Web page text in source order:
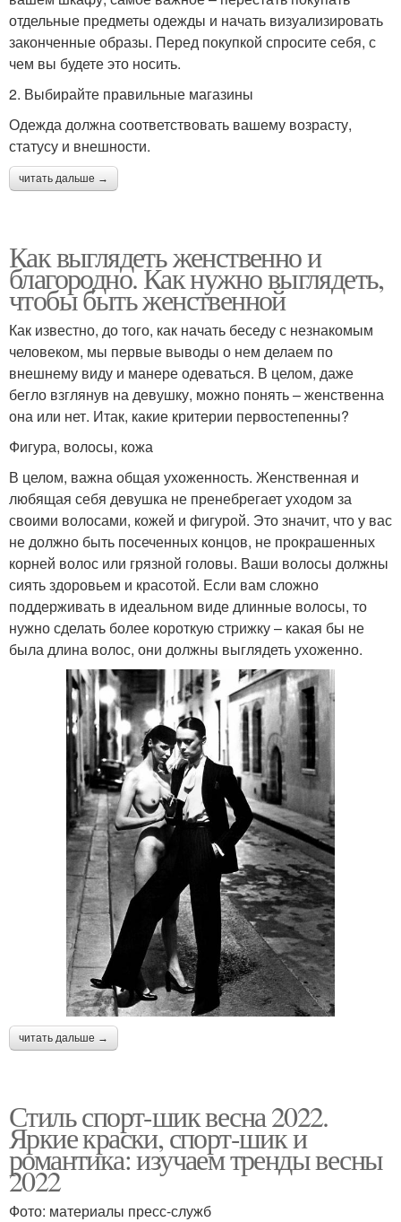
отдельные предметы одежды и начать визуализировать
законченные образы. Перед покупкой спросите себя, с
чем вы будете это носить.
2. Выбирайте правильные магазины
Одежда должна соответствовать вашему возрасту,
статусу и внешности.
читать дальше →
Как выглядеть женственно и
благородно. Как нужно выглядеть,
чтобы быть женственной
Как известно, до того, как начать беседу с незнакомым
человеком, мы первые выводы о нем делаем по
внешнему виду и манере одеваться. В целом, даже
бегло взглянув на девушку, можно понять – женственна
она или нет. Итак, какие критерии первостепенны?
Фигура, волосы, кожа
В целом, важна общая ухоженность. Женственная и
любящая себя девушка не пренебрегает уходом за
своими волосами, кожей и фигурой. Это значит, что у вас
не должно быть посеченных концов, не прокрашенных
корней волос или грязной головы. Ваши волосы должны
сиять здоровьем и красотой. Если вам сложно
поддерживать в идеальном виде длинные волосы, то
нужно сделать более короткую стрижку – какая бы не
была длина волос, они должны выглядеть ухоженно.
читать дальше →
Стиль спорт-шик весна 2022.
Яркие краски, спорт-шик и
романтика: изучаем тренды весны
2022
Фото: материалы пресс-служб